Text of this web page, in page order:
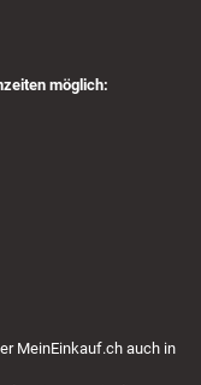
möglich:
MeinEinkauf.ch auch in